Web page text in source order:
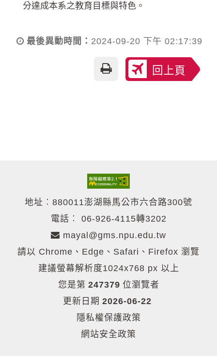
分達成本系之教育目標與特色。
最後異動時間： 2024-09-20 下午 02:17:39
友
回上頁
地址︰880011澎湖縣馬公市六合路300號
電話︰ 06-926-4115轉3202
mayal@gms.npu.edu.tw
請以 Chrome、Edge、Safari、Firefox 瀏覽
建議螢幕解析度1024x768 px 以上
您是第 247379 位瀏覽者
更新日期 2026-06-22
隱私權保護政策
網站安全政策